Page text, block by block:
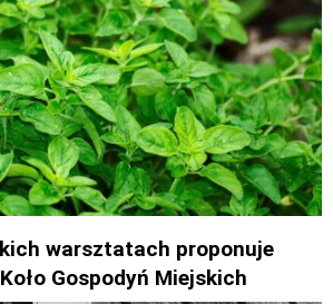
warsztatach proponuje
Gospodyń Miejskich